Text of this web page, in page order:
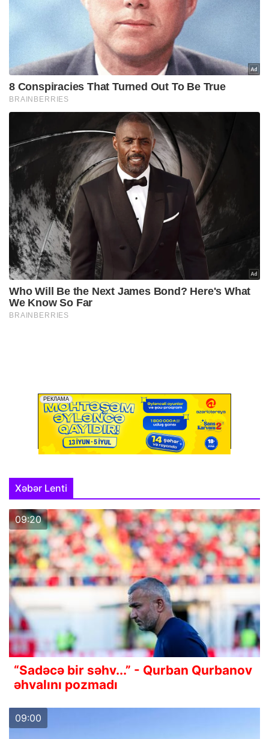
Xəbər Lenti
09:20
“Sadəcə bir səhv...” - Qurban Qurbanov
əhvalını pozmadı
09:00